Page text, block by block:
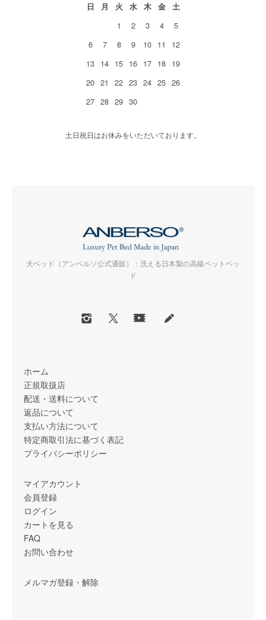
日 月 火 水 木 金
土
1
2 3 4
5
6
7 8 9 10 11
12
13 14 15 16 17 18 19
20 21 22 23 24 25 26
27 28 29 30
土日祝日はお休みをいただいております。
犬ベッド（アンベルソ公式通販）：洗える日本製の高級ペットベッ
ド
ホーム
正規取扱店
配送・送料について
返品について
支払い方法について
特定商取引法に基づく表記
プライバシーポリシー
マイアカウント
会員登録
ログイン
カートを見る
FAQ
お問い合わせ
メルマガ登録・解除